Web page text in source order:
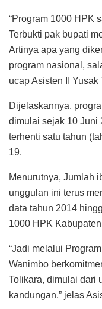
“Program 1000 HPK
Terbukti pak bupati
Artinya apa yang
program nasional,
ucap Asisten II Yusak
Dijelaskannya,
dimulai sejak 10 Juni
terhenti satu tahun
19.
Menurutnya, Jumlah
unggulan ini terus
data tahun 2014
1000 HPK
“Jadi melalui
Wanimbo
Tolikara, dimulai dari
kandungan,” jelas